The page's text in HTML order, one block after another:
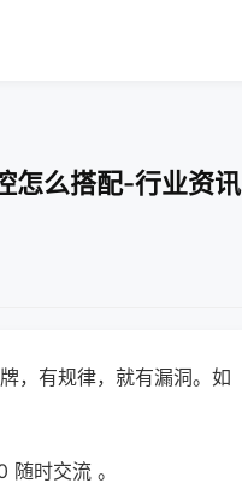
怎么搭配-行业资讯
，有规律，就有漏洞。如
时交流 。